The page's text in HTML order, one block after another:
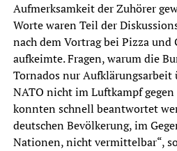
Aufmerksamkeit der Zuhörer
Worte waren Teil der
nach dem Vortrag bei Pizza
aufkeimte. Fragen, warum die
Tornados nur
NATO nicht im Luftkampf
konnten schnell beantwortet
deutschen Bevölkerung, im
Nationen, nicht vermittelbar“,